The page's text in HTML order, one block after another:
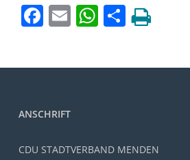
Facebook
EmailWhatsApp
Teilen
ANSCHRIFT
CDU STADTVERBAND MENDEN